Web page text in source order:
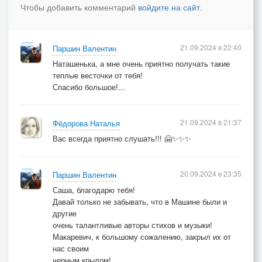
Чтобы добавить комментарий войдите на сайт.
Паршин Валентин
Наташенька, а мне очень приятно получать такие
теплые весточки от тебя!
Спасибо большое!...
21.09.2024 в 22:40
Фёдорова Наталья
Вас всегда приятно слушать!!! 🤗✨✨✨
21.09.2024 в 21:37
Паршин Валентин
Саша, благодарю тебя!
Давай только не забывать, что в Машине были и
другие
очень талантливые авторы стихов и музыки!
Макаревич, к большому сожалению, закрыл их от
нас своим
20.09.2024 в 23:35